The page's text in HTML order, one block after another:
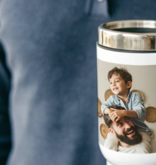
4,9 (sur la base de +15
Nos cadeaux sont appréciés.
une note de 4,9 sur Google
pays où nous sommes présents).
Carte de vœux gratuite
Créez quelque chose d’unique